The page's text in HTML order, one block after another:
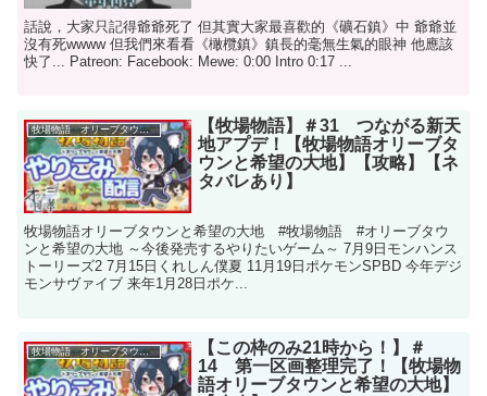
話說，大家只記得爺爺死了 但其實大家最喜歡的《礦石鎮》中 爺爺並
沒有死wwww 但我們來看看《橄欖鎮》鎮長的毫無生氣的眼神 他應該
快了... Patreon: Facebook: Mewe: 0:00 Intro 0:17 ...
牧場物語 オリーブタウンと希望の大地
【牧場物語】＃31 つながる新天
地アプデ！【牧場物語オリーブタ
ウンと希望の大地】【攻略】【ネ
タバレあり】
牧場物語オリーブタウンと希望の大地 #牧場物語 #オリーブタウ
ンと希望の大地 ～今後発売するやりたいゲーム～ 7月9日モンハンス
トーリーズ2 7月15日くれしん僕夏 11月19日ポケモンSPBD 今年デジ
モンサヴァイブ 来年1月28日ポケ...
牧場物語 オリーブタウンと希望の大地
【この枠のみ21時から！】＃
14 第一区画整理完了！【牧場物
語オリーブタウンと希望の大地】